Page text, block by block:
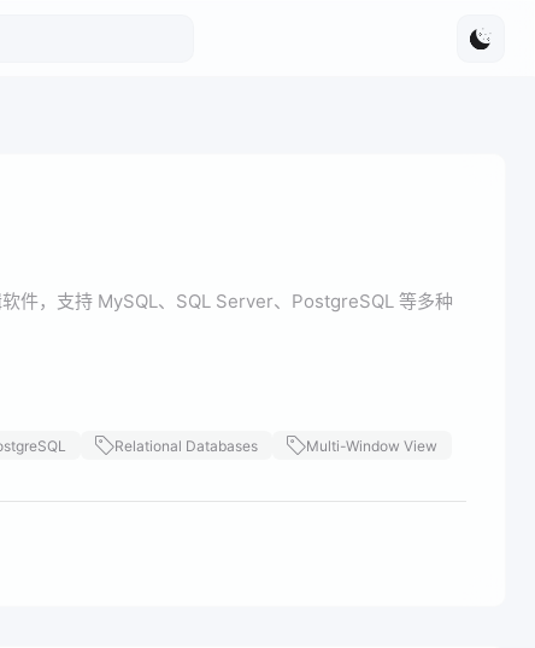
件，支持 MySQL、SQL Server、PostgreSQL 等多种
Relational Databases
Multi-Window View